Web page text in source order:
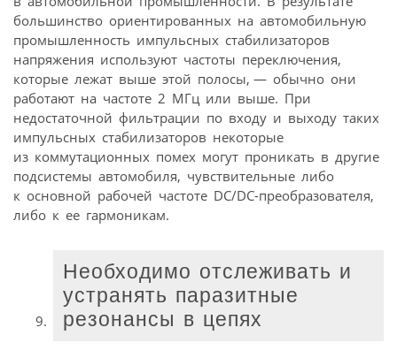
большинство ориентированных на автомобильную
промышленность импульсных стабилизаторов
напряжения используют частоты переключения,
которые лежат выше этой полосы, — обычно они
работают на частоте 2 МГц или выше. При
недостаточной фильтрации по входу и выходу таких
импульсных стабилизаторов некоторые
из коммутационных помех могут проникать в другие
подсистемы автомобиля, чувствительные либо
к основной рабочей частоте DC/DC-преобразователя,
либо к ее гармоникам.
Необходимо отслеживать и
устранять паразитные
резонансы в цепях